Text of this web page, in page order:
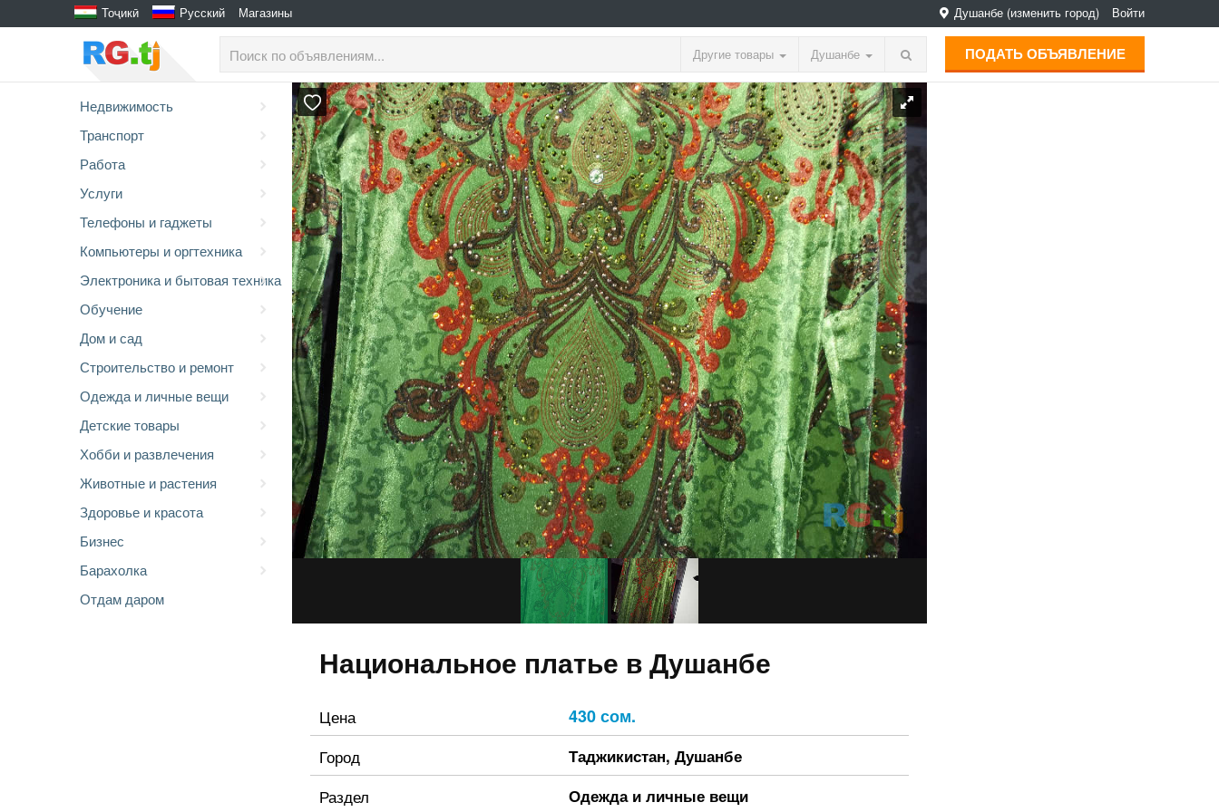
Тоҷикӣ Русский Магазины Душанбе (изменить город) Войти
Другие товары Душанбе ПОДАТЬ ОБЪЯВЛЕНИЕ
Недвижимость
Транспорт
Работа
Услуги
Телефоны и гаджеты
Компьютеры и оргтехника
Электроника и бытовая техника
Обучение
Дом и сад
Строительство и ремонт
Одежда и личные вещи
Детские товары
Хобби и развлечения
Животные и растения
Здоровье и красота
Бизнес
Барахолка
Отдам даром
Национальное платье в Душанбе
Цена 430 сом.
Город Таджикистан, Душанбе
Раздел Одежда и личные вещи